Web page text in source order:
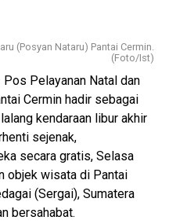
akan mengedepankan
telah ditetapkan,
Bayas, diharapkan
Kecamatan
optimal serta memberikan
kualitas hidup
Bedagai. (Ynr)
(Posyan Nataru) Pantai Cermin.
(Foto/Ist)
Pos Pelayanan Natal dan
Cermin hadir sebagai
kendaraan libur akhir
sejenak,
secara gratis, Selasa
objek wisata di Pantai
(Sergai), Sumatera
bersahabat.